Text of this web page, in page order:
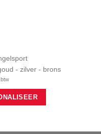
- zilver - brons
heeft